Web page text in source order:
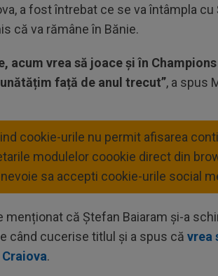
a fost întrebat ce se va întâmpla cu
că va rămâne în Bănie.
acum vrea să joace și în
față de anul trecut”, a spus
cookie-urile nu permit afisarea
modulelor coookie direct din
sa accepti cookie-urile social
menționat că Ștefan Baiaram și-a
când cucerise titlul și a spus că vrea
.